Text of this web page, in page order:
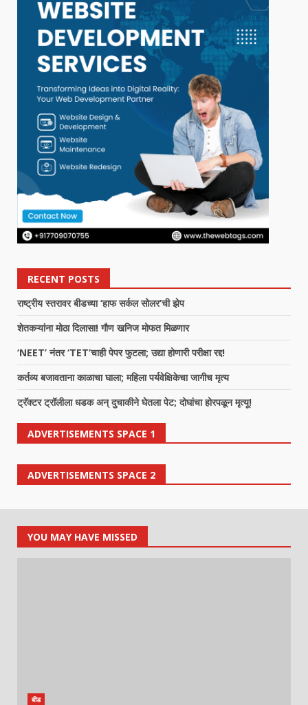
RECENT POSTS
राष्ट्रीय स्तरावर बीडच्या ‘हाफ सर्कल सोलर’ची झेप
शेतकऱ्यांना मोठा दिलासा! गौण खनिज मोफत मिळणार
‘NEET’ नंतर ‘TET’चाही पेपर फुटला; उद्या होणारी परीक्षा रद्द!
कर्तव्य बजावताना काळाचा घाला; महिला पर्यवेक्षिकेचा जागीच मृत्य
ट्रॅक्टर ट्रॉलीला धडक अन् दुचाकीने घेतला पेट; दोघांचा होरपळून मृत्यू!
ADVERTISEMENTS SPACE 1
ADVERTISEMENTS SPACE 2
YOU MAY HAVE MISSED
बीड